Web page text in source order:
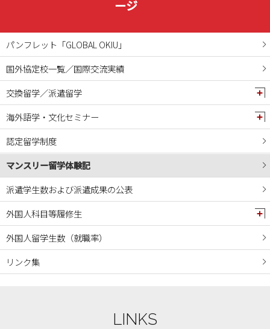
2024年10月
2024年09月
2024年08月
2024年07月
2024年06月
2024年05月
2024年04月
2024年03月
2024年02月
2024年01月
2023年12月
2023年11月
2023年10月
ージ
パンフレット「GLOBAL OKIU」
国外協定校一覧／国際交流実績
交換留学／派遣留学
海外語学・文化セミナー
認定留学制度
マンスリー留学体験記
派遣学生数および派遣成果の公表
外国人科目等履修生
外国人留学生数（就職率）
リンク集
LINKS